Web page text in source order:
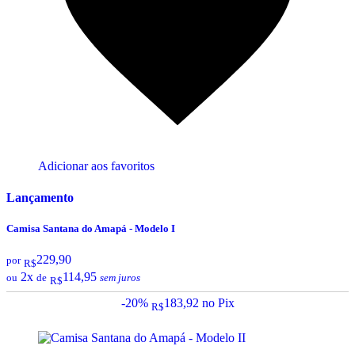
Adicionar aos favoritos
Lançamento
Camisa Santana do Amapá - Modelo I
por R$229,90
ou 2x de R$114,95 sem juros
-20% R$183,92 no Pix